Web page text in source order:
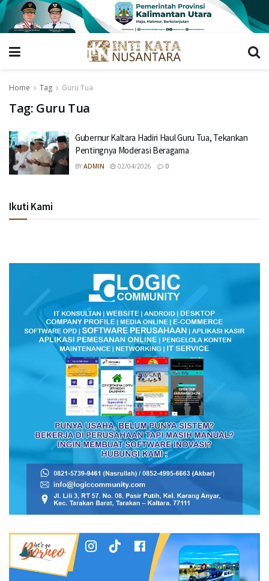
Home Tag Guru Tua
Tag: Guru Tua
Gubernur Kaltara Hadiri Haul Guru Tua, Tekankan
Pentingnya Moderasi Beragama
BY ADMIN 02/04/2026 0
Ikuti Kami